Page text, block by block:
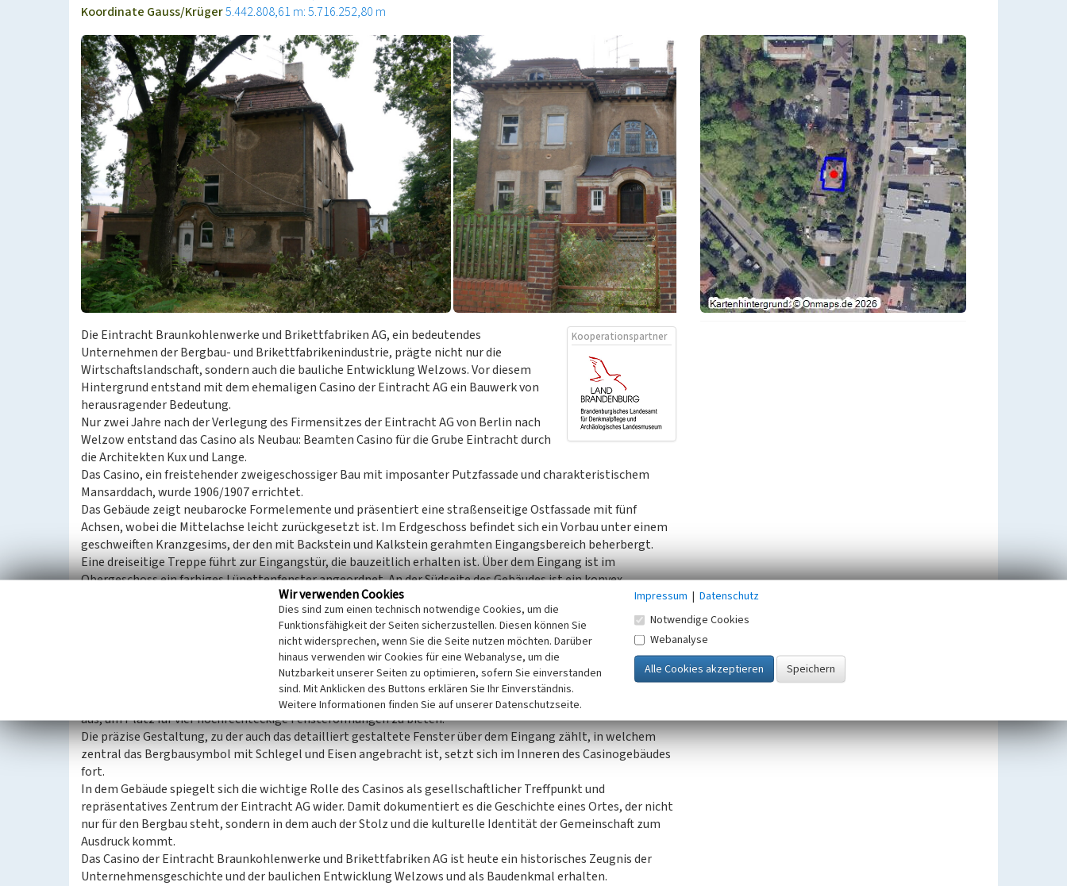
Koordinate Gauss/Krüger5.442.808,61 m: 5.716.252,80 m
Kooperationspartner
Die Eintracht Braunkohlenwerke und Brikettfabriken AG, ein bedeutendes
Unternehmen der Bergbau- und Brikettfabrikenindustrie, prägte nicht nur die
Wirtschaftslandschaft, sondern auch die bauliche Entwicklung Welzows. Vor diesem
Hintergrund entstand mit dem ehemaligen Casino der Eintracht AG ein Bauwerk von
herausragender Bedeutung.
Nur zwei Jahre nach der Verlegung des Firmensitzes der Eintracht AG von Berlin nach
Welzow entstand das Casino als Neubau: Beamten Casino für die Grube Eintracht durch
die Architekten Kux und Lange.
Das Casino, ein freistehender zweigeschossiger Bau mit imposanter Putzfassade und charakteristischem
Mansarddach, wurde 1906/1907 errichtet.
Das Gebäude zeigt neubarocke Formelemente und präsentiert eine straßenseitige Ostfassade mit fünf
Achsen, wobei die Mittelachse leicht zurückgesetzt ist. Im Erdgeschoss befindet sich ein Vorbau unter einem
geschweiften Kranzgesims, der den mit Backstein und Kalkstein gerahmten Eingangsbereich beherbergt.
Eine dreiseitige Treppe führt zur Eingangstür, die bauzeitlich erhalten ist. Über dem Eingang ist im
Obergeschoss ein farbiges Lünettenfenster angeordnet. An der Südseite des Gebäudes ist ein konvex
vortretendes Fenster in einem querrechteckigen Fenstereinschnitt vorhanden. Im Westen gibt es ein
historisches Fenster mit Läden aus der Bauzeit. Ein Altan ist in der Mitte der Westseite angebracht. Ein Anbau
an der Nordseite beherbergt den Seiteneingang und ist ebenfalls von einem profilierten Kranzgesims
Das Dach, das mit einer Kroneneindeckung ausgestattet ist, ruht auf einem weit vorkragenden Traufgesims.
Straßenseitig und gebäuderückseitig sind Gauben mit zweiflügeligen Fenstern in die Dachfläche eingelassen,
die barockisierende Verdachungen bilden. An der Rückseite des Gebäudes schwingt das Traufgesims mittig
aus, um Platz für vier hochrechteckige Fensteröffnungen zu bieten.
Die präzise Gestaltung, zu der auch das detailliert gestaltete Fenster über dem Eingang zählt, in welchem
zentral das Bergbausymbol mit Schlegel und Eisen angebracht ist, setzt sich im Inneren des Casinogebäudes
fort.
In dem Gebäude spiegelt sich die wichtige Rolle des Casinos als gesellschaftlicher Treffpunkt und
repräsentatives Zentrum der Eintracht AG wider. Damit dokumentiert es die Geschichte eines Ortes, der nicht
nur für den Bergbau steht, sondern in dem auch der Stolz und die kulturelle Identität der Gemeinschaft zum
Ausdruck kommt.
Das Casino der Eintracht Braunkohlenwerke und Brikettfabriken AG ist heute ein historisches Zeugnis der
Unternehmensgeschichte und der baulichen Entwicklung Welzows und als Baudenkmal erhalten.
Wir verwenden Cookies
Dies sind zum einen technisch notwendige Cookies, um die
Funktionsfähigkeit der Seiten sicherzustellen. Diesen können Sie
nicht widersprechen, wenn Sie die Seite nutzen möchten. Darüber
hinaus verwenden wir Cookies für eine Webanalyse, um die
Nutzbarkeit unserer Seiten zu optimieren, sofern Sie einverstanden
sind. Mit Anklicken des Buttons erklären Sie Ihr Einverständnis.
Weitere Informationen finden Sie auf unserer Datenschutzseite.
Impressum | Datenschutz
Notwendige Cookies
Webanalyse